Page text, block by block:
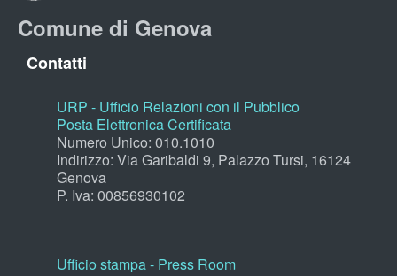
Comune di Genova
Contatti
URP - Ufficio Relazioni con il Pubblico
Posta Elettronica Certificata
Numero Unico: 010.1010
Indirizzo: Via Garibaldi 9, Palazzo Tursi, 16124
Genova
P. Iva: 00856930102
Ufficio stampa - Press Room